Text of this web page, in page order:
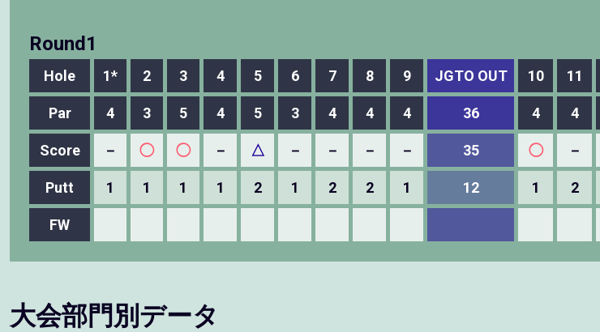
Round1
Hole 1* 2 3 4 5 6 7 8 9 JGTO OUT 10 11
Par
4 3 5 4 5 3 4 4 4 36 4 4
Score － ◯ ◯ － △ － － － － 35 ◯ －
Putt 1 1 1 1 2 1 2 2 1 12 1 2
FW
大会部門別データ